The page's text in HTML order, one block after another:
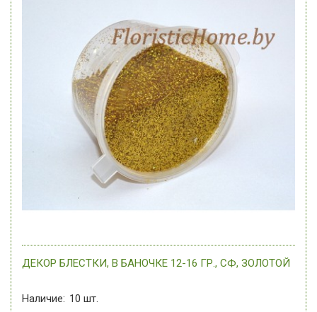
ДЕКОР БЛЕСТКИ, В БАНОЧКЕ 12-16 ГР., СФ, ЗОЛОТОЙ
Наличие: 10 шт.